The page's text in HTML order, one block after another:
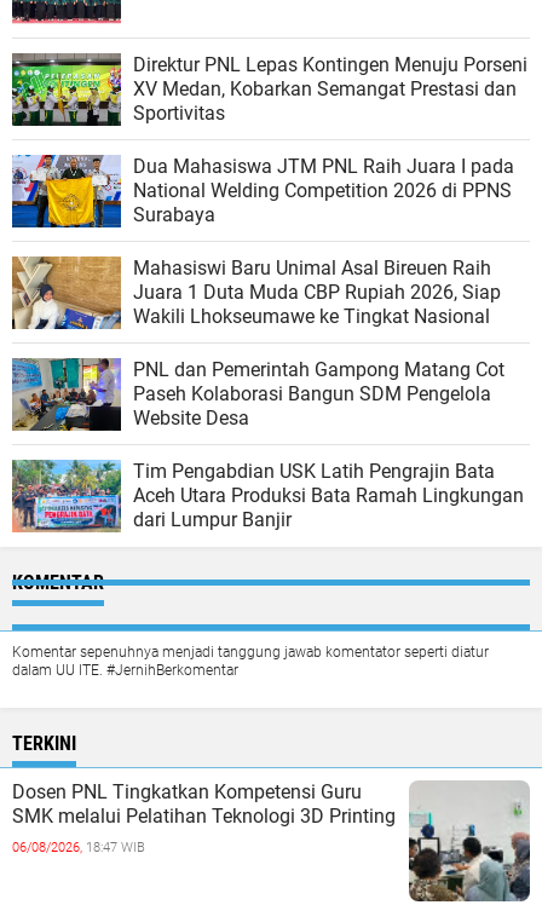
Direktur PNL Lepas Kontingen Menuju Porseni
XV Medan, Kobarkan Semangat Prestasi dan
Sportivitas
Dua Mahasiswa JTM PNL Raih Juara I pada
National Welding Competition 2026 di PPNS
Surabaya
Mahasiswi Baru Unimal Asal Bireuen Raih
Juara 1 Duta Muda CBP Rupiah 2026, Siap
Wakili Lhokseumawe ke Tingkat Nasional
PNL dan Pemerintah Gampong Matang Cot
Paseh Kolaborasi Bangun SDM Pengelola
Website Desa
Tim Pengabdian USK Latih Pengrajin Bata
Aceh Utara Produksi Bata Ramah Lingkungan
dari Lumpur Banjir
KOMENTAR
Komentar sepenuhnya menjadi tanggung jawab komentator seperti diatur
dalam UU ITE. #JernihBerkomentar
TERKINI
Dosen PNL Tingkatkan Kompetensi Guru
SMK melalui Pelatihan Teknologi 3D Printing
06/08/2026, 18:47 WIB